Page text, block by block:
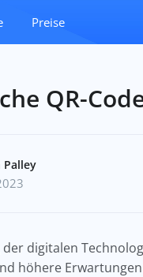
Preise
QR-
Palley
digitalen
höhere